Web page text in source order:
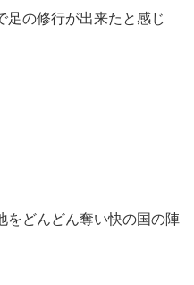
足の修行が出来たと感じ
をどんどん奪い快の国の陣